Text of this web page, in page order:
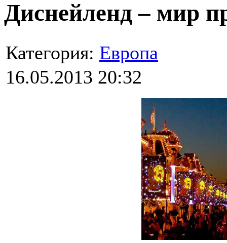
Диснейленд – мир
Категория: Европа
16.05.2013 20:32